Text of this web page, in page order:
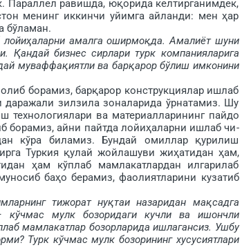
Параллел равишда, юқорида келтирганимдек,
менинг иккинчи уйимга айланди: мен ҳар
бўламан.
лойиҳаларни амалга ошир­моқда. Амалиёт шуни
Қандай бизнес сирлари турк компанияларига
муваффақиятли ва барқарор бўлиш имконини
борамиз, барқарор конструкциялар ишлаб
даражали зилзила зоналарида ўрнатамиз. Шу
технологиялари ва материалларининг пайдо
борамиз, айни пайтда лойиҳаларни ишлаб чи­
кўра биламиз. Бундай омиллар қурилиш
Туркия қулай жойлашуви жиҳатидан ҳам,
ҳам кўплаб мамлакатлардан илгарилаб
баҳо берамиз, фаолиятларини кузатиб
тижорат нуқтаи назаридан мақсадга
кўчмас мулк бозоридаги кучли ва ишончли
мамлакатлар бозорларида ишлагансиз. Ушбу
Турк кўчмас мулк бозорининг хусусиятлари